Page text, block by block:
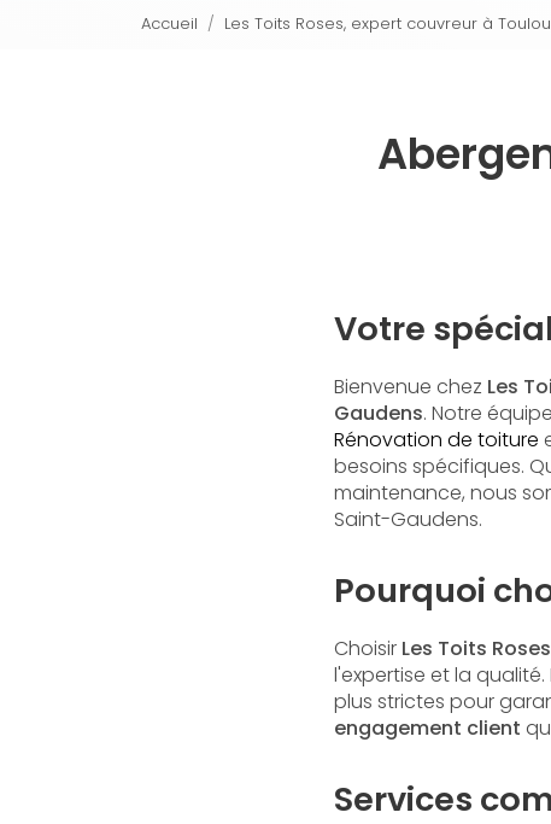
Accueil Les Toits Roses, expert couvreur à
Votre
Bienvenue chez Les
Gaudens. Notre
Rénovation de toiture
besoins spécifiques.
maintenance, nous
Saint-Gaudens.
Pourquoi
Choisir Les Toits Roses
l'expertise et la
plus strictes pour
engagement client
Services